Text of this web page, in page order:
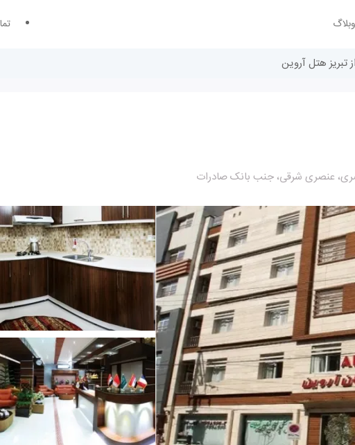
وبلاگ
تبریز هتل آروین
عنصری شرقی، جنب بانک صادرات